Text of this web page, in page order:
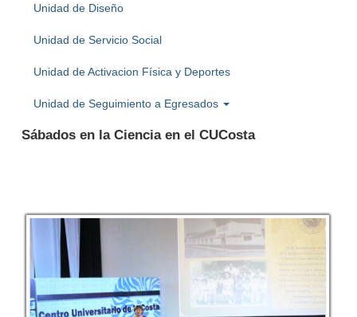
Unidad de Diseño
Unidad de Servicio Social
Unidad de Activacion Física y Deportes
Unidad de Seguimiento a Egresados
Sábados en la Ciencia en el CUCosta